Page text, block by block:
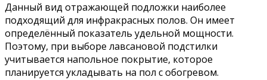
Данный вид отражающей подложки наиболее
подходящий для инфракрасных полов. Он имеет
определённый показатель удельной мощности.
Поэтому, при выборе лавсановой подстилки
учитывается напольное покрытие, которое
планируется укладывать на пол с обогревом.